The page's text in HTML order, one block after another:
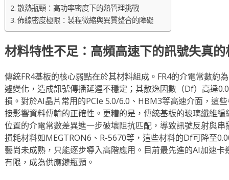
散熱瓶頸：高功率密度下的熱管理挑戰
佈線密度極限：製程微縮與異質整合的障礙
材料特性不足：高頻高速下的訊號失真的
傳統FR4基板的核心弱點在於其材料組成。FR4的介電常數約
遽變化，造成訊號傳播延遲不穩定；其散逸因數（Df）高達
損。對於AI晶片常用的PCIe 5.0/6.0、HBM3等高速介面，這
接影響資料傳輸的正確性。更糟的是，傳統基板的玻璃纖維
位置的介電常數差異進一步破壞阻抗匹配，導致訊號反射與
損耗材料如MEGTRON6、R-5670等，這些材料的Df可降至
藝尚未成熟，只能逐步導入高階應用。目前最先進的AI加速
有限，成為供應鏈瓶頸。